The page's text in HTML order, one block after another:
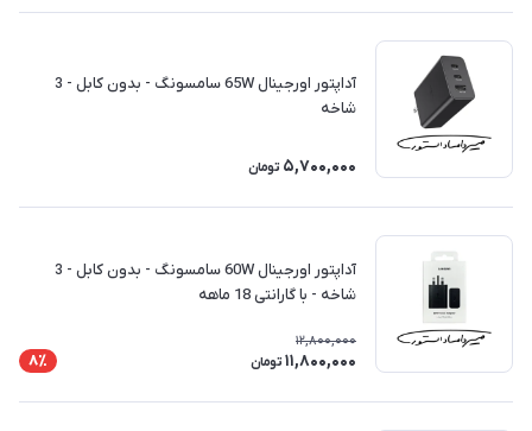
آداپتور اورجینال 65W سامسونگ - بدون کابل - 3
شاخه
5,700,000 تومان
آداپتور اورجینال 60W سامسونگ - بدون کابل - 3
شاخه - با گارانتی 18 ماهه
12,800,000
11,800,000 تومان 8٪